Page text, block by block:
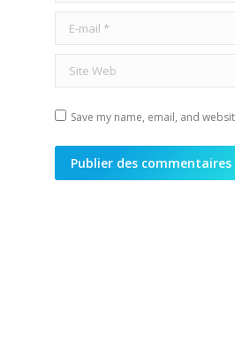
E-mail *
Site Web
Save my name, email, and
Publier des commentaires